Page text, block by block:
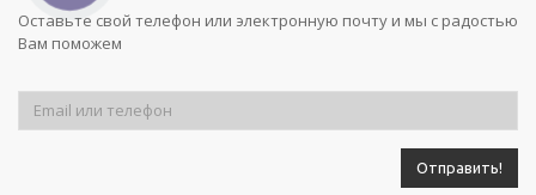
Оставьте свой телефон или электронную почту и мы с радостью
Вам поможем